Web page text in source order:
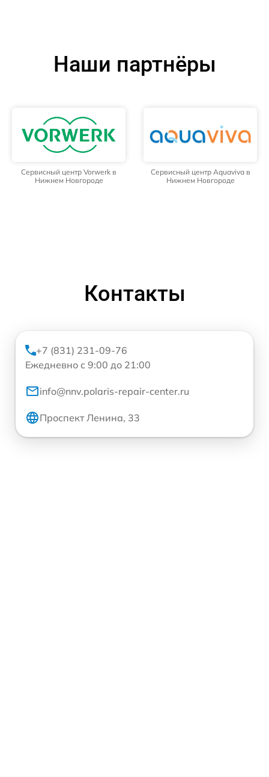
Наши партнёры
Сервисный центр Vorwerk в
Нижнем Новгороде
Сервисный центр Aquaviva в
Нижнем Новгороде
Контакты
+7 (831) 231-09-76
Ежедневно с 9:00 до 21:00
info@nnv.polaris-repair-center.ru
Проспект Ленина, 33